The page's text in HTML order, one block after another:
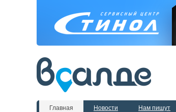
Главная Новости Нам пишут